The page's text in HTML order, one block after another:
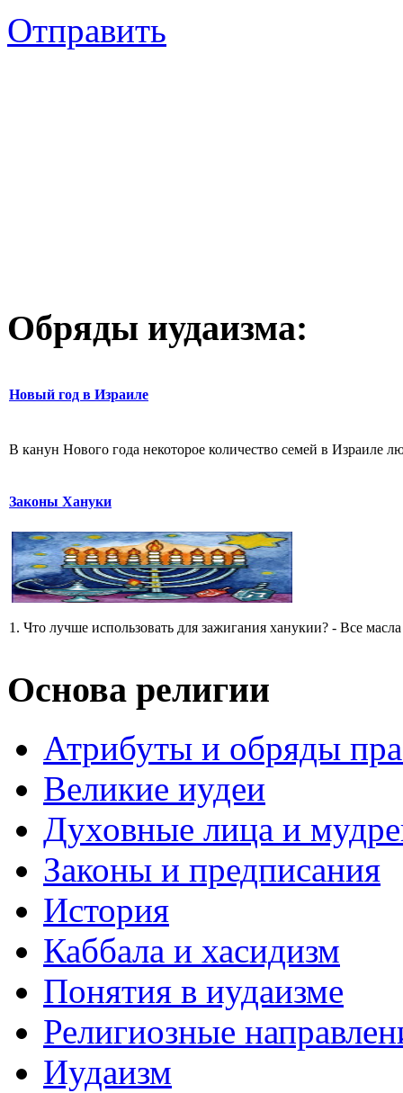
Отправить
Обряды иудаизма:
Новый год в Израиле
В канун Нового года некоторое количество семей в Израиле
Законы Хануки
1. Что лучше использовать для зажигания ханукии? - Все
Основа религии
Атрибуты и обряды
Великие иудеи
Духовные лица и
Законы и предписания
История
Каббала и хасидизм
Понятия в иудаизме
Религиозные
Иудаизм